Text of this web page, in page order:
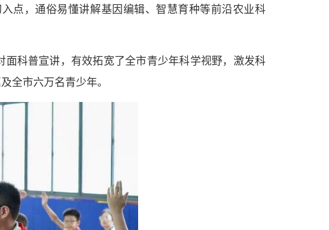
合作，为全面建设社会主义现代化国家、推动构建人
点，通俗易懂讲解基因编辑、智慧育种等前沿农业科
科普宣讲，有效拓宽了全市青少年科学视野，激发科
全市六万名青少年。